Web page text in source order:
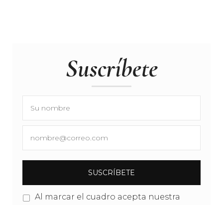
Suscríbete
Al marcar el cuadro acepta nuestra